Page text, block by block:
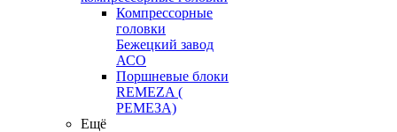
Компрессорные
головки
Бежецкий завод
АСО
Поршневые блоки
REMEZA (
РЕМЕЗА)
Ещё